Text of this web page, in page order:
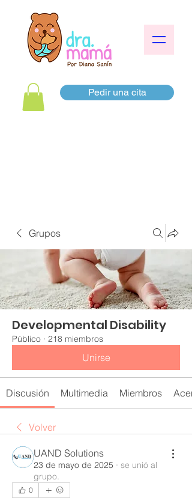
Pedir una cita
Grupos
Developmental Disability
Público · 218 miembros
Unirse
Discusión Multimedia Miembros
Volver
UAND Solutions
23 de mayo de 2025 · se unió al
grupo.
0